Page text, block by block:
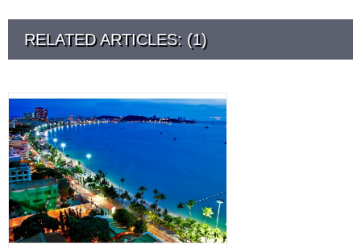
RELATED ARTICLES: (1)